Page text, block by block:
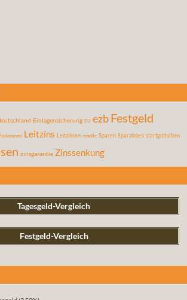
Einlagensicherung EU ezbFestgeld
Leitzins Leitzinsen rendite Sparen Sparzinsen startguthaben
zinsgarantie Zinssenkung
Tagesgeld-Vergleich
Festgeld-Vergleich